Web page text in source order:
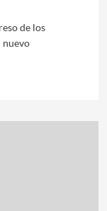
de los
nuevo